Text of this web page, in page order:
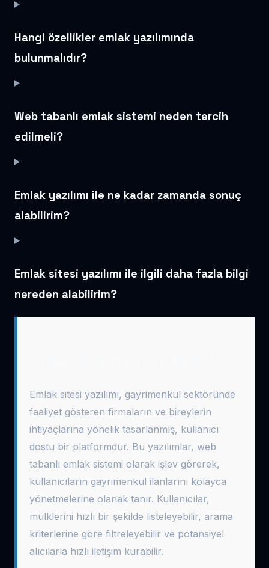
Hangi özellikler emlak yazılımında
bulunmalıdır?
Web tabanlı emlak sistemi neden tercih
edilmeli?
Emlak yazılımı ile ne kadar zamanda sonuç
alabilirim?
Emlak sitesi yazılımı ile ilgili daha fazla bilgi
nereden alabilirim?
Emlak sitesi yazılımı, gayrimenkul sektöründe
faaliyet gösteren firmaların ve bireylerin
ihtiyaçlarına yönelik tasarlanmış, kullanıcı
dostu bir platformdur. Bu yazılımlar, web
tabanlı emlak sistemi olarak işlev görerek,
kullanıcıların gayrimenkul ilanlarını kolayca
yönetmelerine olanak tanır. Kullanıcılar,
mülklerini hızlı bir şekilde listeleyebilir, arama
kriterlerine göre filtreleyebilir ve potansiyel
alıcılarla hızlı iletişim kurabilir.